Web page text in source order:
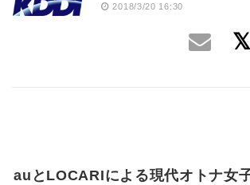
2018/3/20 16:30
auとLOCARIによる現代オトナ女